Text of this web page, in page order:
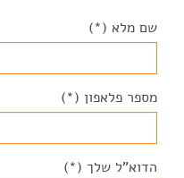
שם מלא (*)
מספר פלאפון (*)
הדוא"ל שלך (*)